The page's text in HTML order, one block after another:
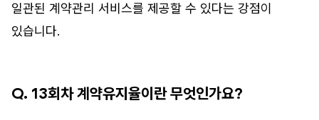
일관된 계약관리 서비스를 제공할 수 있다는 강점이
있습니다.
Q. 13회차 계약유지율이란 무엇인가요?